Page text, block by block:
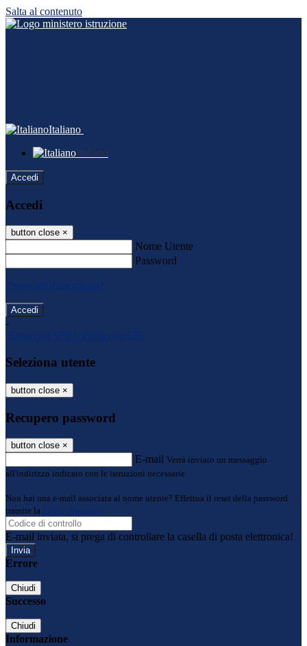
Salta al contenuto
Italiano
Italiano
Accedi
Accedi
button close ×
Nome Utente
Password
Password dimenticata?
-
Entra con SPID
Entra con CIE
Seleziona utente
button close ×
Recupero password
button close ×
E-mail Verrà inviato un messaggio
all'indirizzo indicato con le istruzioni necessarie.
Non hai una e-mail associata al nome utente? Effettua il reset della password
tramite la
Login Spaggiari
E-mail inviata, si prega di controllare la casella di posta elettronica!
Errore
Chiudi
Successo
Chiudi
Informazione